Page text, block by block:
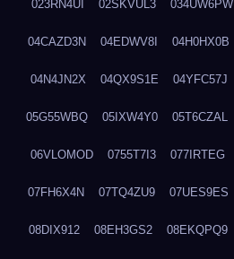
023RN4UI 02SKVUL3 034UW6PW
04CAZD3N 04EDWV8I 04H0HX0B
04N4JN2X 04QX9S1E 04YFC57J
05G55WBQ 05IXW4Y0 05T6CZAL
06VLOMOD 0755T7I3 077IRTEG
07FH6X4N 07TQ4ZU9 07UES9ES
08DIX912 08EH3GS2 08EKQPQ9